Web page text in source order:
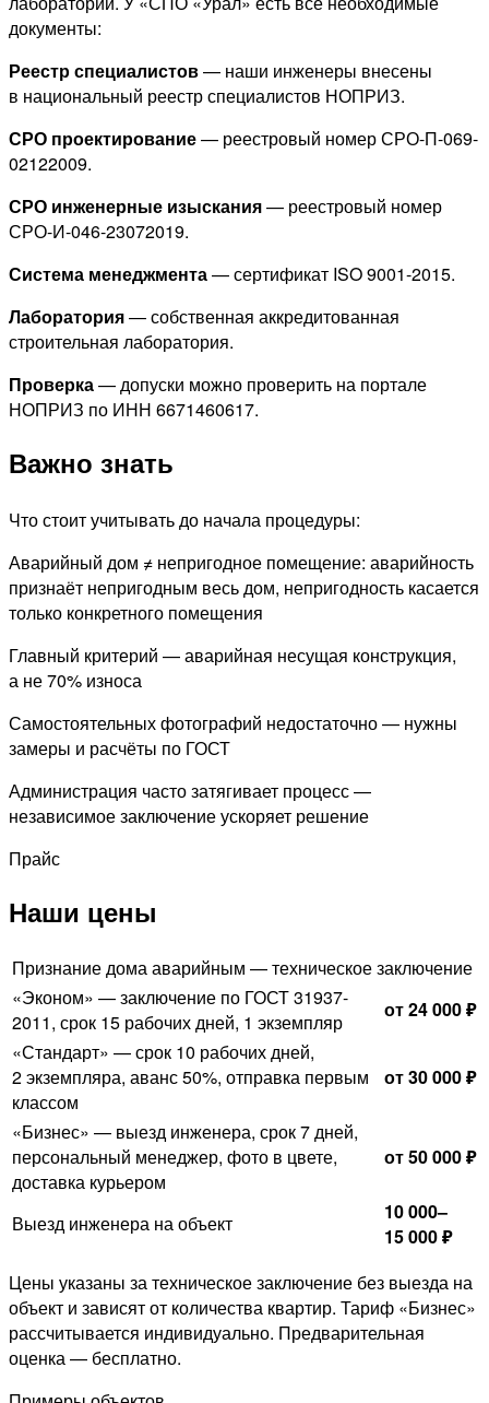
документы:
Реестр специалистов— наши инженеры внесены
в национальный реестр специалистов НОПРИЗ.
СРО проектирование— реестровый номер СРО-П-069-
02122009.
СРО инженерные изыскания— реестровый номер
СРО-И-046-23072019.
Система менеджмента— сертификат ISO 9001-2015.
Лаборатория— собственная аккредитованная
строительная лаборатория.
Проверка— допуски можно проверить на портале
НОПРИЗ по ИНН 6671460617.
Важно знать
Что стоит учитывать до начала процедуры:
Аварийный дом ≠ непригодное помещение: аварийность
признаёт непригодным весь дом, непригодность касается
только конкретного помещения
Главный критерий — аварийная несущая конструкция,
а не 70% износа
Самостоятельных фотографий недостаточно — нужны
замеры и расчёты по ГОСТ
Администрация часто затягивает процесс —
независимое заключение ускоряет решение
Прайс
Наши цены
Признание дома аварийным — техническое заключение
«Эконом» — заключение по ГОСТ 31937-
2011, срок 15 рабочих дней, 1 экземпляр
от 24 000 ₽
«Стандарт» — срок 10 рабочих дней,
2 экземпляра, аванс 50%, отправка первым
классом
от 30 000 ₽
«Бизнес» — выезд инженера, срок 7 дней,
персональный менеджер, фото в цвете,
доставка курьером
от 50 000 ₽
Выезд инженера на объект
10 000–
15 000 ₽
Цены указаны за техническое заключение без выезда на
объект и зависят от количества квартир. Тариф «Бизнес»
рассчитывается индивидуально. Предварительная
оценка — бесплатно.